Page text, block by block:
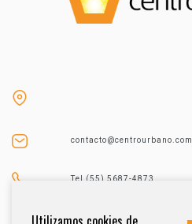
contacto@centrourbano.com
Tel (55) 5687-4873